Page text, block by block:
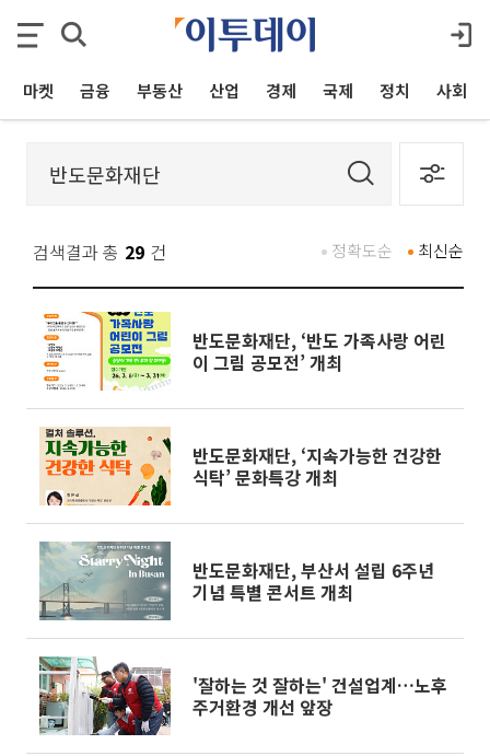
마켓 금융 부동산 산업 경제 국제 정치 사회
검색결과 총 29 건 최신순
정확도순
반도문화재단, ‘반도 가족사랑 어린
이 그림 공모전’ 개최
반도문화재단, ‘지속가능한 건강한
식탁’ 문화특강 개최
반도문화재단, 부산서 설립 6주년
기념 특별 콘서트 개최
'잘하는 것 잘하는' 건설업계…노후
주거환경 개선 앞장